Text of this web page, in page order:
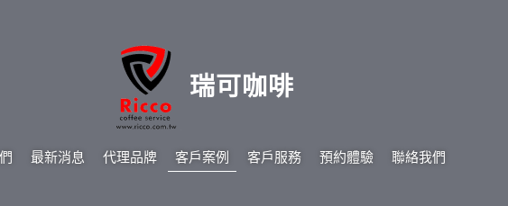
瑞可咖啡
最新消息 代理品牌 客戶案例 客戶服務 預約體驗 聯絡我們